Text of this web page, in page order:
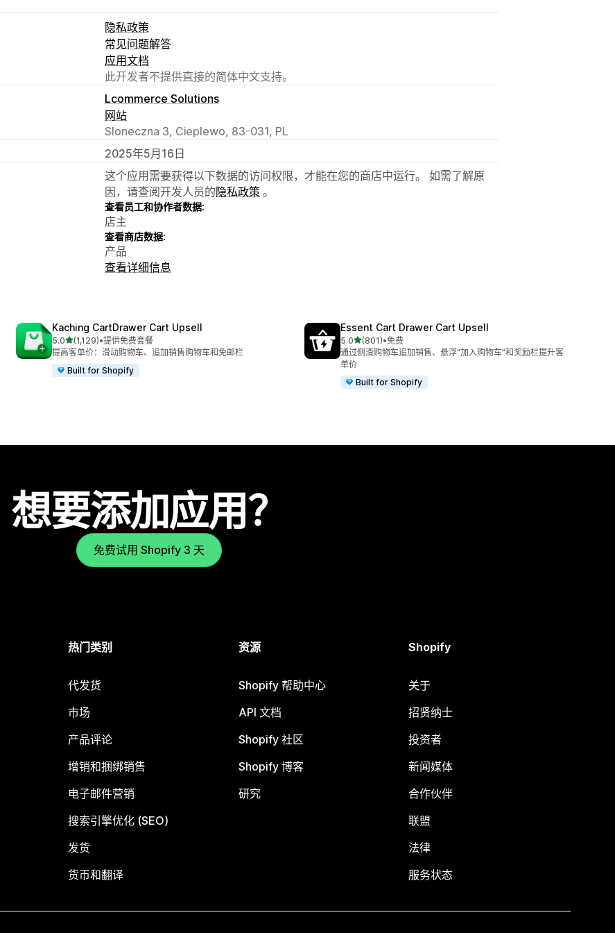
隐私政策
常见问题解答
应用文档
此开发者不提供直接的简体中文支持。
Lcommerce Solutions
网站
Sloneczna 3, Cieplewo, 83-031, PL
2025年5月16日
这个应用需要获得以下数据的访问权限，才能在您的商店中运行。 如需了解原
因，请查阅开发人员的隐私政策 。
查看员工和协作者数据:
店主
查看商店数据:
产品
查看详细信息
Kaching CartDrawer Cart Upsell
5.0星（满分 5 星）
(1,129)
总共 1129 条评论
•提供免费套餐
提高客单价：滑动购物车、追加销售购物车和免邮栏
Built for Shopify
Essent Cart Drawer Cart Upsell
5.0星（满分 5 星）
(801)
总共 801 条评论
•免费
通过侧滑购物车追加销售、悬浮“加入购物车”和奖励栏提升客
单价
Built for Shopify
想要添加应用？
免费试用 Shopify 3 天
热门类别
代发货
市场
产品评论
增销和捆绑销售
电子邮件营销
搜索引擎优化 (SEO)
发货
货币和翻译
资源
Shopify 帮助中心
API 文档
Shopify 社区
Shopify 博客
研究
Shopify
关于
招贤纳士
投资者
新闻媒体
合作伙伴
联盟
法律
服务状态